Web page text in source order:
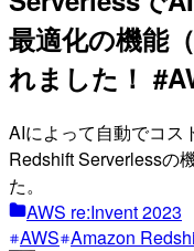
最適化の機能
れました！
AIによって自動でコス
Redshift Serverlessの
た。
AWS re:Invent 2023
AWS Amazon